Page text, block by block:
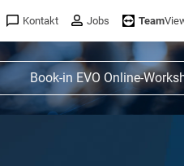
Kontakt Jobs Team
Book-in EVO Online-